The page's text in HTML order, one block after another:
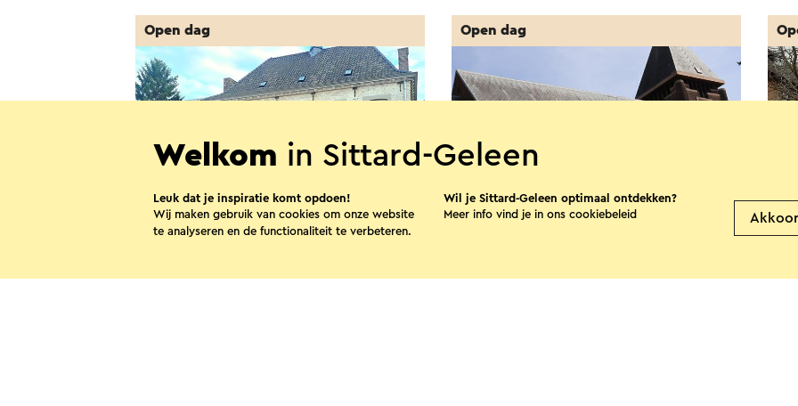
Koekamp Munstergeleen
Open dag
Kloostercomplex Leyenbroek
Open dag
Welkom in Sittard-Geleen
Leuk dat je inspiratie komt opdoen!
Wij maken gebruik van cookies om onze website
te analyseren en de functionaliteit te verbeteren.
Wil je Sittard-Geleen optimaal ontdekken?
Meer info vind je in ons cookiebeleid